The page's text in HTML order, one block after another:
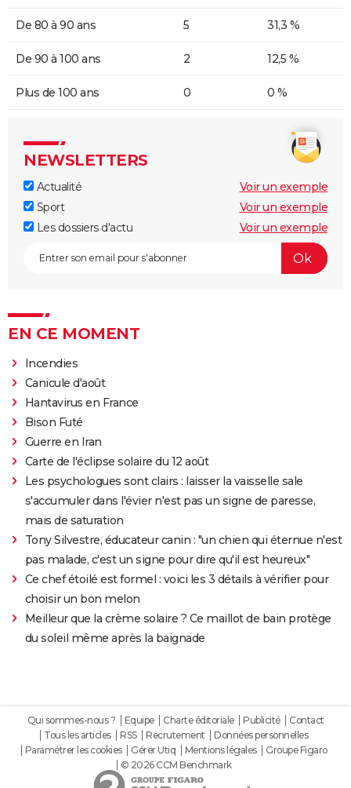
De 80 à 90 ans 5 31,3 %
De 90 à 100 ans 2 12,5 %
Plus de 100 ans 0 0 %
NEWSLETTERS
Actualité
Voir un exemple
Sport
Voir un exemple
Les dossiers d'actu
Voir un exemple
EN CE MOMENT
Incendies
Canicule d'août
Hantavirus en France
Bison Futé
Guerre en Iran
Carte de l'éclipse solaire du 12 août
Les psychologues sont clairs : laisser la vaisselle sale
s'accumuler dans l'évier n'est pas un signe de paresse,
mais de saturation
Tony Silvestre, éducateur canin : "un chien qui éternue n'est
pas malade, c'est un signe pour dire qu'il est heureux"
Ce chef étoilé est formel : voici les 3 détails à vérifier pour
choisir un bon melon
Meilleur que la crème solaire ? Ce maillot de bain protège
du soleil même après la baignade
Qui sommes-nous ? Equipe Charte éditoriale Publicité
Contact
Tous les articles
RSS Recrutement
Données personnelles
Paramétrer les cookies
Gérer Utiq Mentions légales
Groupe Figaro
© 2026 CCM Benchmark